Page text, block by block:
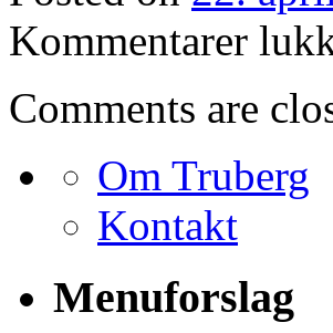
Kommentarer
Comments are
Om Truberg
Kontakt
Menuforslag